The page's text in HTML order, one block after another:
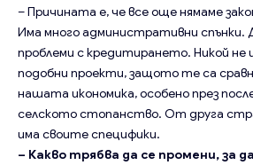
– Причината е, че все още нямаме
Има много административни спънки.
проблеми с кредитирането. Никой не
подобни проекти, защото те са
нашата икономика, особено през
селското стопанство. От друга
има своите специфики.
– Какво трябва да се промени, за